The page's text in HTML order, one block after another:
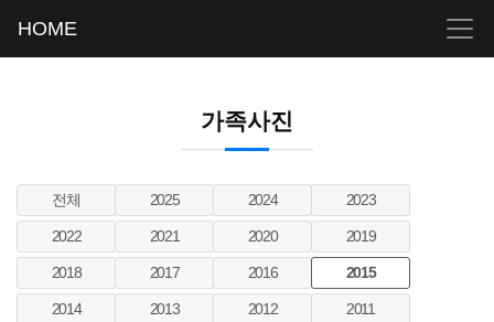
HOME
가족사진
전체 2025 2024 2023
2022 2021 2020 2019
2018 2017 2016 2015
2014 2013 2012 2011